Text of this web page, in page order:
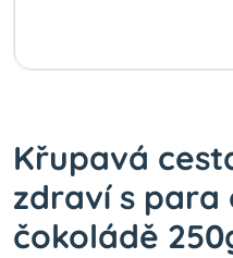
Křupavá
zdraví s para
čokoládě